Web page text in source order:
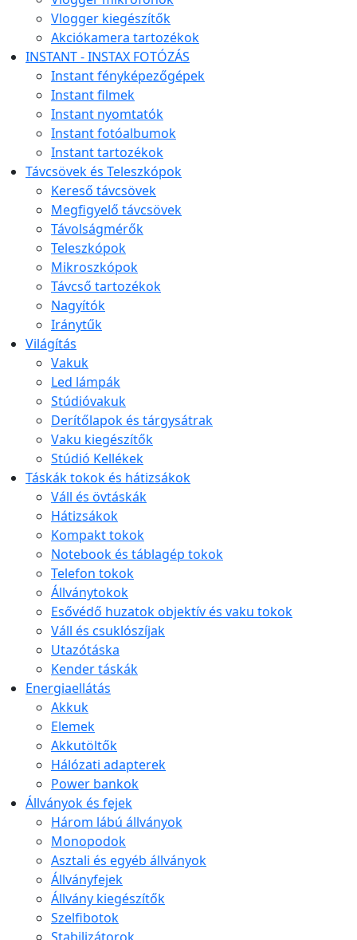
Vlogger kiegészítők
Akciókamera tartozékok
INSTANT - INSTAX FOTÓZÁS
Instant fényképezőgépek
Instant filmek
Instant nyomtatók
Instant fotóalbumok
Instant tartozékok
Távcsövek és Teleszkópok
Kereső távcsövek
Megfigyelő távcsövek
Távolságmérők
Teleszkópok
Mikroszkópok
Távcső tartozékok
Nagyítók
Iránytűk
Világítás
Vakuk
Led lámpák
Stúdióvakuk
Derítőlapok és tárgysátrak
Vaku kiegészítők
Stúdió Kellékek
Táskák tokok és hátizsákok
Váll és övtáskák
Hátizsákok
Kompakt tokok
Notebook és táblagép tokok
Telefon tokok
Állványtokok
Esővédő huzatok objektív és vaku tokok
Váll és csuklószíjak
Utazótáska
Kender táskák
Energiaellátás
Akkuk
Elemek
Akkutöltők
Hálózati adapterek
Power bankok
Állványok és fejek
Három lábú állványok
Monopodok
Asztali és egyéb állványok
Állványfejek
Állvány kiegészítők
Szelfibotok